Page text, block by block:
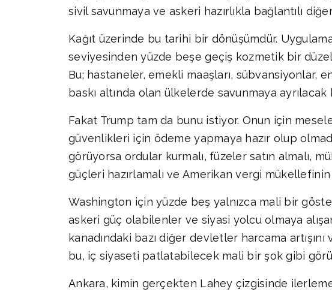
sivil savunmaya ve askeri hazırlıkla bağlantılı
Kağıt üzerinde bu tarihi bir dönüşümdür.
seviyesinden yüzde beşe geçiş kozmetik bir
Bu; hastaneler, emekli maaşları, sübvansiyonlar,
baskı altında olan ülkelerde savunmaya
Fakat Trump tam da bunu istiyor. Onun için
güvenlikleri için ödeme yapmaya hazır olup
görüyorsa ordular kurmalı, füzeler satın almalı,
güçleri hazırlamalı ve Amerikan vergi
Washington için yüzde beş yalnızca mali bir
askeri güç olabilenler ve siyasi yolcu olmaya
kanadındaki bazı diğer devletler harcama
bu, iç siyaseti patlatabilecek mali bir şok gibi
Ankara, kimin gerçekten Lahey çizgisinde